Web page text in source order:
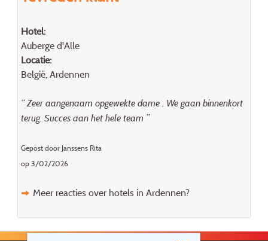
Hotel:
Auberge d'Alle
Locatie:
België, Ardennen
“ Zeer aangenaam opgewekte dame . We gaan binnenkort
terug. Succes aan het hele team ”
Gepost door Janssens Rita
op 3/02/2026
Meer reacties over hotels in Ardennen?